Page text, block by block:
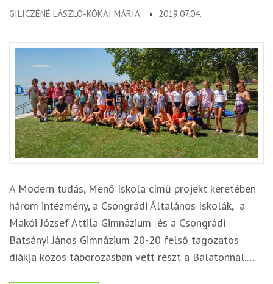
GILICZÉNÉ LÁSZLÓ-KÓKAI MÁRIA 2019.07.04.
A Modern tudás, Menő Iskola című projekt keretében
három intézmény, a Csongrádi Általános Iskolák, a
Makói József Attila Gimnázium és a Csongrádi
Batsányi János Gimnázium 20-20 felső tagozatos
diákja közös táborozásban vett részt a Balatonnál.…